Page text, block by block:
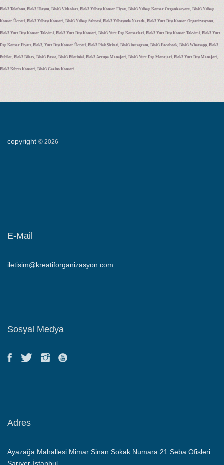
Blok3 Telefonu, Blok3 Ulaşım, Blok3 Videoları, Blok3 Yılbaşı Konser Fiyatı, Blok3 Yılbaşı Konser Organizasyonu, Blok3 Yılbaşı
Konser Ücreti, Blok3 Yılbaşı Konseri, Blok3 Yılbaşı Sahnesi, Blok3 Yılbaşında Nerede, Blok3 Yurt Dışı Konser Organizasyonu,
Blok3 Yurt Dışı Konser Takvimi, Blok3 Yurt Dışı Konseri, Blok3 Yurt Dışı Konserleri, Blok3 Yurt Dışı Konser Takvimi, Blok3 Yurt
Dışı Konser Fiyatı, Blok3, Yurt Dışı Konser Ücreti, Blok3 Plak Şirketi, Blok3 instagram, Blok3 Facebook, Blok3 Whatsapp, Blok3
Bubilet, Blok3 Biletx, Blok3 Passo, Blok3 Biletinial, Blok3 Avrupa Menajeri, Blok3 Yurt Dışı Menajeri, Blok3 Yurt Dışı Menejeri,
Blok3 Kıbrıs Konseri, Blok3 Gazino Konseri
copyright © 2026
E-Mail
iletisim@kreatiforganizasyon.com
Sosyal Medya
Adres
Ayazağa Mahallesi Mimar Sinan Sokak Numara:21 Seba Ofisleri
Sarıyer-İstanbul